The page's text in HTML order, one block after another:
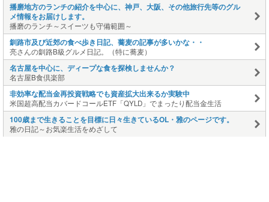
播磨地方のランチの紹介を中心に、神戸、大阪、その他旅行先等のグル
メ情報をお届けします。
播磨のランチ～スイーツも守備範囲～
釧路市及び近郊の食べ歩き日記、蕎麦の記事が多いかな・・
亮さんの釧路B級グルメ日記。（特に蕎麦）
名古屋を中心に、ディープな食を探検しませんか？
名古屋B食倶楽部
非効率な配当金再投資戦略でも資産拡大出来るか実験中
米国超高配当カバードコールETF「QYLD」でまったり配当金生活
100歳まで生きることを目標に日々生きているOL・雅のページです。
雅の日記～お気楽生活をめざして